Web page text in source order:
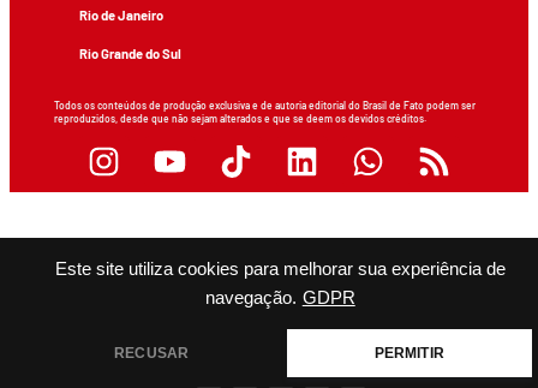
Este site utiliza cookies para melhorar sua experiência de
navegação. GDPR
RECUSAR PERMITIR
Rio de Janeiro
Rio Grande do Sul
Todos os conteúdos de produção exclusiva e de autoria editorial do Brasil de Fato podem ser
reproduzidos, desde que não sejam alterados e que se deem os devidos créditos.